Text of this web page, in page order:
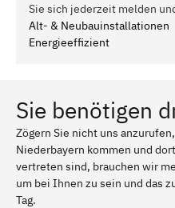
Sie sich jederzeit melden
Alt- & Neubauinstallationen
Energieeffizient
Sie benötigen
Zögern Sie nicht uns
Niederbayern kommen und
vertreten sind, brauchen wir
um bei Ihnen zu sein und das
Tag.